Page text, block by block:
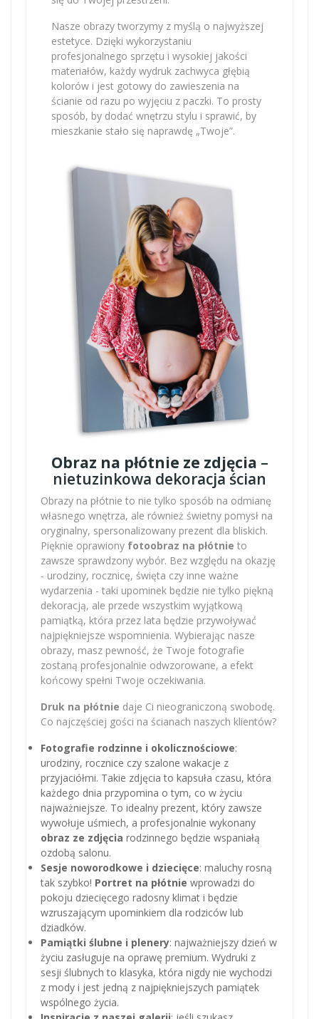
Nasze obrazy tworzymy z myślą o najwyższej
estetyce. Dzięki wykorzystaniu
profesjonalnego sprzętu i wysokiej jakości
materiałów, każdy wydruk zachwyca głębią
kolorów i jest gotowy do zawieszenia na
ścianie od razu po wyjęciu z paczki. To prosty
sposób, by dodać wnętrzu stylu i sprawić, by
mieszkanie stało się naprawdę „Twoje”.
Obraz na płótnie ze zdjęcia –
nietuzinkowa dekoracja ścian
Obrazy na płótnie to nie tylko sposób na odmianę
własnego wnętrza, ale również świetny pomysł na
oryginalny, spersonalizowany prezent dla bliskich.
Pięknie oprawiony fotoobraz na płótnie to
zawsze sprawdzony wybór. Bez względu na okazję
- urodziny, rocznicę, święta czy inne ważne
wydarzenia - taki upominek będzie nie tylko piękną
dekoracją, ale przede wszystkim wyjątkową
pamiątką, która przez lata będzie przywoływać
najpiękniejsze wspomnienia. Wybierając nasze
obrazy, masz pewność, że Twoje fotografie
zostaną profesjonalnie odwzorowane, a efekt
końcowy spełni Twoje oczekiwania.
Druk na płótnie daje Ci nieograniczoną swobodę.
Co najczęściej gości na ścianach naszych klientów?
Fotografie rodzinne i okolicznościowe:
urodziny, rocznice czy szalone wakacje z
przyjaciółmi. Takie zdjęcia to kapsuła czasu, która
każdego dnia przypomina o tym, co w życiu
najważniejsze. To idealny prezent, który zawsze
wywołuje uśmiech, a profesjonalnie wykonany
obraz ze zdjęcia rodzinnego będzie wspaniałą
ozdobą salonu.
Sesje noworodkowe i dziecięce: maluchy rosną
tak szybko! Portret na płótnie wprowadzi do
pokoju dziecięcego radosny klimat i będzie
wzruszającym upominkiem dla rodziców lub
dziadków.
Pamiątki ślubne i plenery: najważniejszy dzień w
życiu zasługuje na oprawę premium. Wydruki z
sesji ślubnych to klasyka, która nigdy nie wychodzi
z mody i jest jedną z najpiękniejszych pamiątek
wspólnego życia.